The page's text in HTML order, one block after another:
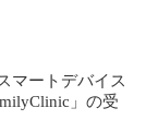
マートデバイス
」の受